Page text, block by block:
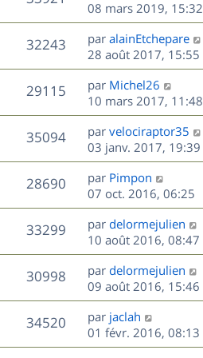
e
s
a
g
e
m
e
s
s
a
g
e
s
i
e
r
m
e
s
s
a
g
e
u
e
e
r
n
i
e
r
m
e
s
s
a
g
e
08 mars 2019, 15:32
32243V
u
D
e
r
n
i
e
r
m
e
s
s
a
g
e
par alainEtchepare
28 août 2017, 15:55
29115V
u
s
D
e
r
n
i
e
r
m
e
s
s
a
g
e
par Michel26
10 mars 2017, 11:48
35094V
u
s
D
e
r
n
i
e
r
m
e
s
s
a
g
e
par velociraptor35
03 janv. 2017, 19:39
28690V
u
s
D
e
r
n
i
e
r
m
e
s
s
a
par Pimpon
07 oct. 2016, 06:25
33299V
u
e
s
D
e
r
n
i
e
r
m
e
par delormejulien
10 août 2016, 08:47
30998V
u
D
e
r
n
i
e
par delormejulien
09 août 2016, 15:46
34520V
u
D
e
r
par jaclah
01 févr. 2016, 08:13